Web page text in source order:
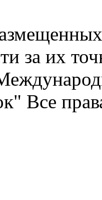
за их
Все